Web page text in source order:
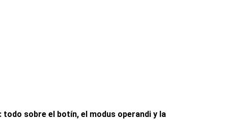
todo sobre el botín, el modus operandi y la